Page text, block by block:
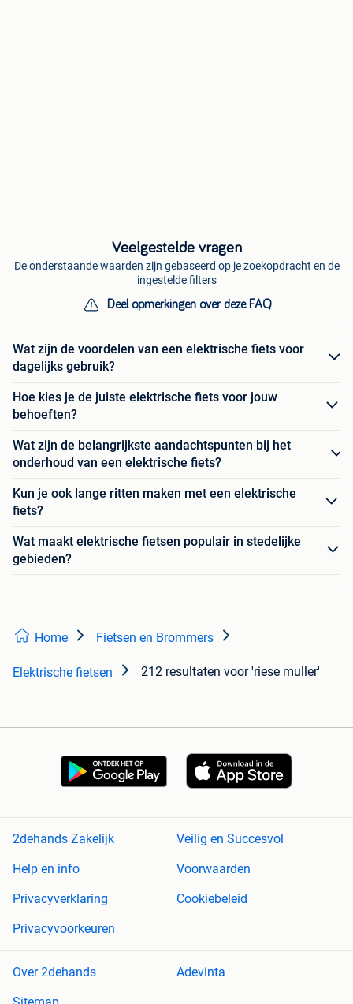
Veelgestelde vragen
De onderstaande waarden zijn gebaseerd op je zoekopdracht en de
ingestelde filters
Deel opmerkingen over deze FAQ
Wat zijn de voordelen van een elektrische fiets voor
dagelijks gebruik?
Hoe kies je de juiste elektrische fiets voor jouw
behoeften?
Wat zijn de belangrijkste aandachtspunten bij het
onderhoud van een elektrische fiets?
Kun je ook lange ritten maken met een elektrische
fiets?
Wat maakt elektrische fietsen populair in stedelijke
gebieden?
Home Fietsen en Brommers
Elektrische fietsen 212 resultaten voor 'riese muller'
2dehands Zakelijk
Veilig en Succesvol
Help en info
Voorwaarden
Privacyverklaring
Cookiebeleid
Privacyvoorkeuren
Over 2dehands
Adevinta